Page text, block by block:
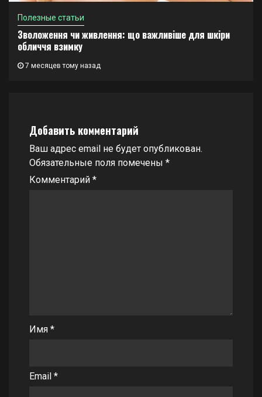
Полезные статьи
Зволоження чи живлення: що важливіше для шкіри
обличчя взимку
7 месяцев тому назад
Добавить комментарий
Ваш адрес email не будет опубликован.
Обязательные поля помечены *
Комментарий *
Имя *
Email *